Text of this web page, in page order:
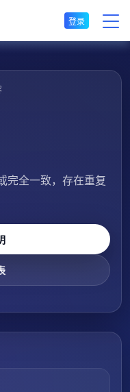
登录
完全一致，存在重复